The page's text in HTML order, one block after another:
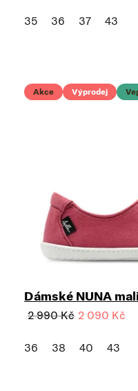
35 36 37 43
Akce Výprodej
Dámské NUNA
2 990 Kč 2 090 Kč
36 38 40 43